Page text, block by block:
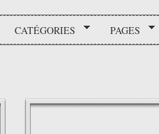
CATÉGORIES PAGES